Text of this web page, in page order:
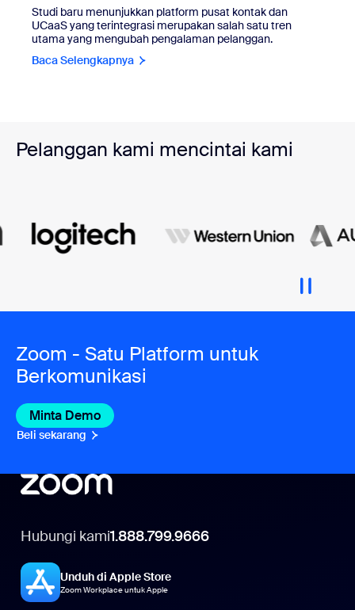
Studi baru menunjukkan platform pusat kontak dan
UCaaS yang terintegrasi merupakan salah satu tren
utama yang mengubah pengalaman pelanggan.
Baca Selengkapnya
Pelanggan kami mencintai kami
Zoom - Satu Platform untuk
Berkomunikasi
Minta Demo
Beli sekarang
Hubungi kami1.888.799.9666
Unduh di Apple Store
Zoom Workplace untuk Apple